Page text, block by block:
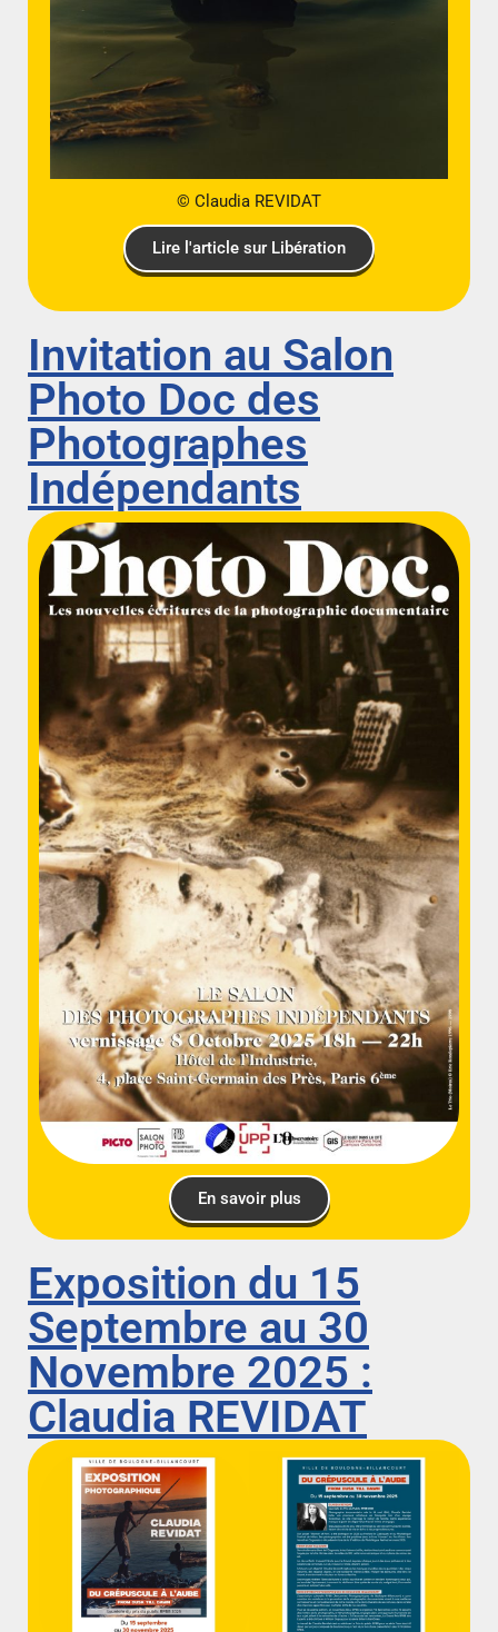
© Claudia REVIDAT
Lire l'article sur Libération
Invitation au Salon
Photo Doc des
Photographes
Indépendants
En savoir plus
Exposition du 15
Septembre au 30
Novembre 2025 :
Claudia REVIDAT